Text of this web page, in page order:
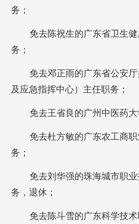
务；
免去陈祝生的广东省卫生
务；
免去邓正雨的广东省公安
及应急指挥中心）主任职务；
免去王省良的广州中医药大
免去杜方敏的广东农工商
务；
免去刘华强的珠海城市职
务，退休；
免去陈斗雪的广东科学技